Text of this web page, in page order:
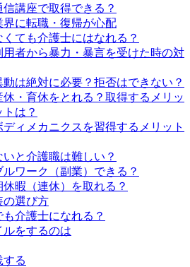
講座で取得できる？
界に転職・復帰が心配
ても介護士にはなれる？
用者から暴力・暴言を受けた時の対
は絶対に必要？拒否はできない？
・育休をとれる？取得するメリッ
トは？
ィメカニクスを習得するメリット
と介護職は難しい？
ワーク（副業）できる？
暇（連休）を取れる？
の選び方
介護士になれる？
をするのは
する